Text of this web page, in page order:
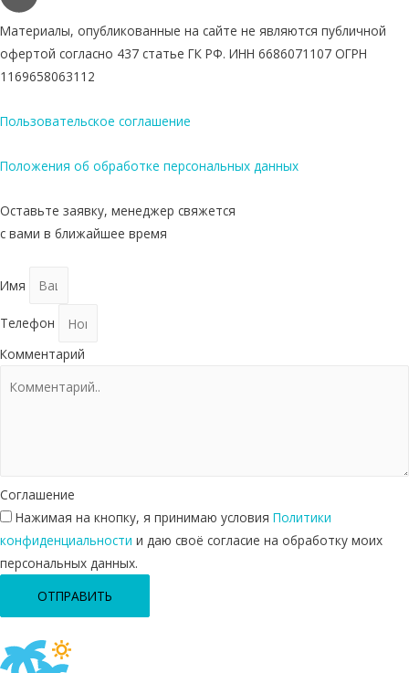
Материалы, опубликованные на сайте не являются публичной
офертой согласно 437 статье ГК РФ. ИНН 6686071107 ОГРН
1169658063112
Пользовательское соглашение
Положения об обработке персональных данных
Оставьте заявку, менеджер свяжется
с вами в ближайшее время
Имя
Телефон
Комментарий
Соглашение
Нажимая на кнопку, я принимаю условия Политики
конфиденциальности и даю своё согласие на обработку моих
персональных данных.
ОТПРАВИТЬ